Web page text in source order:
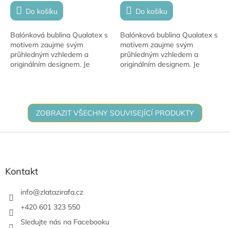
Do košíku
Balónková bublina Qualatex s
motivem zaujme svým
průhledným vzhledem a
originálním designem. Je
Do košíku
Balónková bublina Qualatex s
motivem zaujme svým
průhledným vzhledem a
originálním designem. Je
ZOBRAZIT VŠECHNY SOUVISEJÍCÍ PRODUKTY
Z
Kontakt
info@zlatazirafa.cz
+420 601 323 550
Sledujte nás na Facebooku